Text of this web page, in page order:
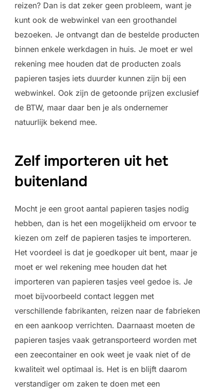
reizen? Dan is dat zeker geen probleem, want je
kunt ook de webwinkel van een groothandel
bezoeken. Je ontvangt dan de bestelde producten
binnen enkele werkdagen in huis. Je moet er wel
rekening mee houden dat de producten zoals
papieren tasjes iets duurder kunnen zijn bij een
webwinkel. Ook zijn de getoonde prijzen exclusief
de BTW, maar daar ben je als ondernemer
natuurlijk bekend mee.
Zelf importeren uit het
buitenland
Mocht je een groot aantal papieren tasjes nodig
hebben, dan is het een mogelijkheid om ervoor te
kiezen om zelf de papieren tasjes te importeren.
Het voordeel is dat je goedkoper uit bent, maar je
moet er wel rekening mee houden dat het
importeren van papieren tasjes veel gedoe is. Je
moet bijvoorbeeld contact leggen met
verschillende fabrikanten, reizen naar de fabrieken
en een aankoop verrichten. Daarnaast moeten de
papieren tasjes vaak getransporteerd worden met
een zeecontainer en ook weet je vaak niet of de
kwaliteit wel optimaal is. Het is en blijft daarom
verstandiger om zaken te doen met een